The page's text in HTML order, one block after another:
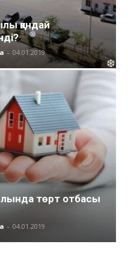
❄
❆
қандай
- 04.01.2019
төрт отбасы
- 04.01.2019